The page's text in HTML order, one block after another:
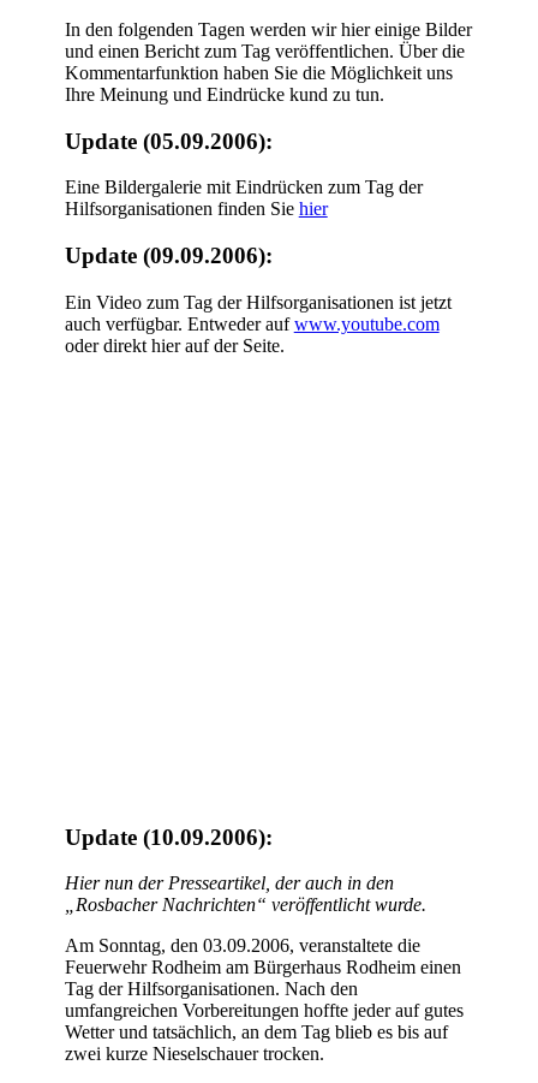
In den folgenden Tagen werden wir hier einige Bilder
und einen Bericht zum Tag veröffentlichen. Über die
Kommentarfunktion haben Sie die Möglichkeit uns
Ihre Meinung und Eindrücke kund zu tun.
Update (05.09.2006):
Eine Bildergalerie mit Eindrücken zum Tag der
Hilfsorganisationen finden Sie hier
Update (09.09.2006):
Ein Video zum Tag der Hilfsorganisationen ist jetzt
auch verfügbar. Entweder aufwww.youtube.com
oder direkt hier auf der Seite.
Update (10.09.2006):
Hier nun der Presseartikel, der auch in den
„Rosbacher Nachrichten“ veröffentlicht wurde.
Am Sonntag, den 03.09.2006, veranstaltete die
Feuerwehr Rodheim am Bürgerhaus Rodheim einen
Tag der Hilfsorganisationen. Nach den
umfangreichen Vorbereitungen hoffte jeder auf gutes
Wetter und tatsächlich, an dem Tag blieb es bis auf
zwei kurze Nieselschauer trocken.